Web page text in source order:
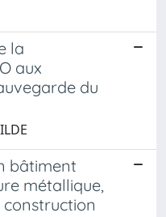
la
aux
du
bâtiment
métallique,